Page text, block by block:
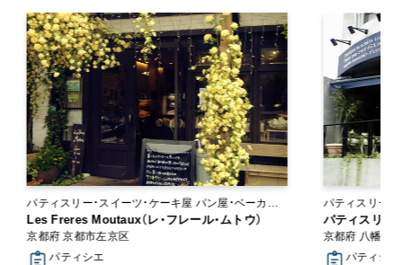
パティスリー・スイーツ・ケーキ屋 パン屋・ベーカリ
ー
Les Freres Moutaux（レ・フレール・ムトウ）
京都府 京都市左京区
パティシエ
パティスリー・スイー
ン
パティスリー
京都府 八幡市
パティシエ